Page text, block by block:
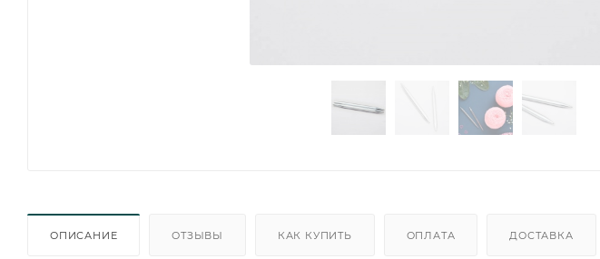
ОПИСАНИЕ ОТЗЫВЫ КАК КУПИТЬ ОПЛАТА ДОСТАВКА